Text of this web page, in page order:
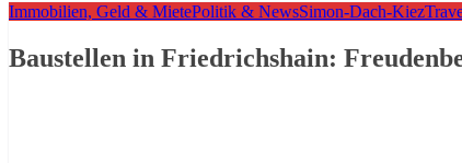
Immobilien, Geld & MietePolitik & NewsSimon-Dach-Kiez
Baustellen in Friedrichshain: